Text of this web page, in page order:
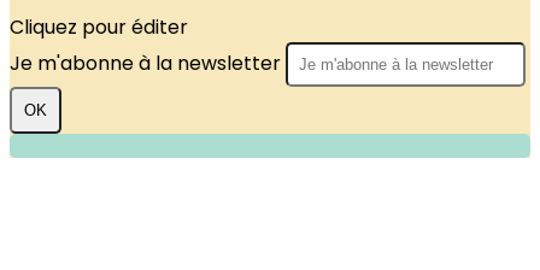
Cliquez pour éditer
Je m'abonne à la newsletter
OK